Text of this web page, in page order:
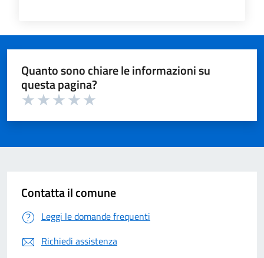
Quanto sono chiare le informazioni su
questa pagina?
Contatta il comune
Leggi le domande frequenti
Richiedi assistenza